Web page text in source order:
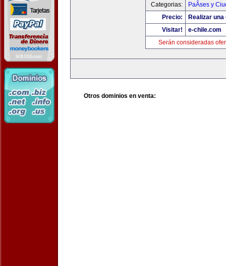
Categorias:
PaÃ­ses y
Precio:
Realizar
Visitar!
e-chile.com
Serán consideradas
Otros dominios en venta: